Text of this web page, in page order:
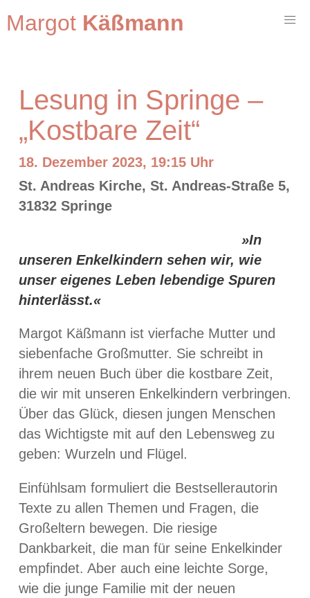
Margot Käßmann
Lesung in Springe –
„Kostbare Zeit“
18. Dezember 2023, 19:15 Uhr
St. Andreas Kirche, St. Andreas-Straße 5,
31832 Springe
»In
unseren Enkelkindern sehen wir, wie
unser eigenes Leben lebendige Spuren
hinterlässt.«
Margot Käßmann ist vierfache Mutter und
siebenfache Großmutter. Sie schreibt in
ihrem neuen Buch über die kostbare Zeit,
die wir mit unseren Enkelkindern verbringen.
Über das Glück, diesen jungen Menschen
das Wichtigste mit auf den Lebensweg zu
geben: Wurzeln und Flügel.
Einfühlsam formuliert die Bestsellerautorin
Texte zu allen Themen und Fragen, die
Großeltern bewegen. Die riesige
Dankbarkeit, die man für seine Enkelkinder
empfindet. Aber auch eine leichte Sorge,
wie die junge Familie mit der neuen